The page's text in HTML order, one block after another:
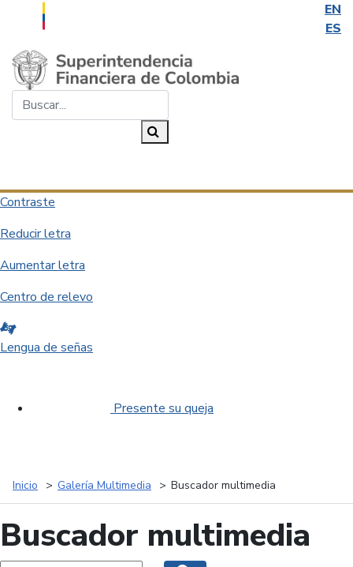
EN
ES
Saltar al contenido principal
Contraste
Reducir letra
Aumentar letra
Centro de relevo
Lengua de señas
Presente su queja
Inicio Galería Multimedia Buscador multimedia
Buscador multimedia